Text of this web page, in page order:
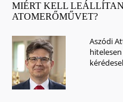
MIÉRT KELL
ATOMERŐMŰVET?
Aszódi